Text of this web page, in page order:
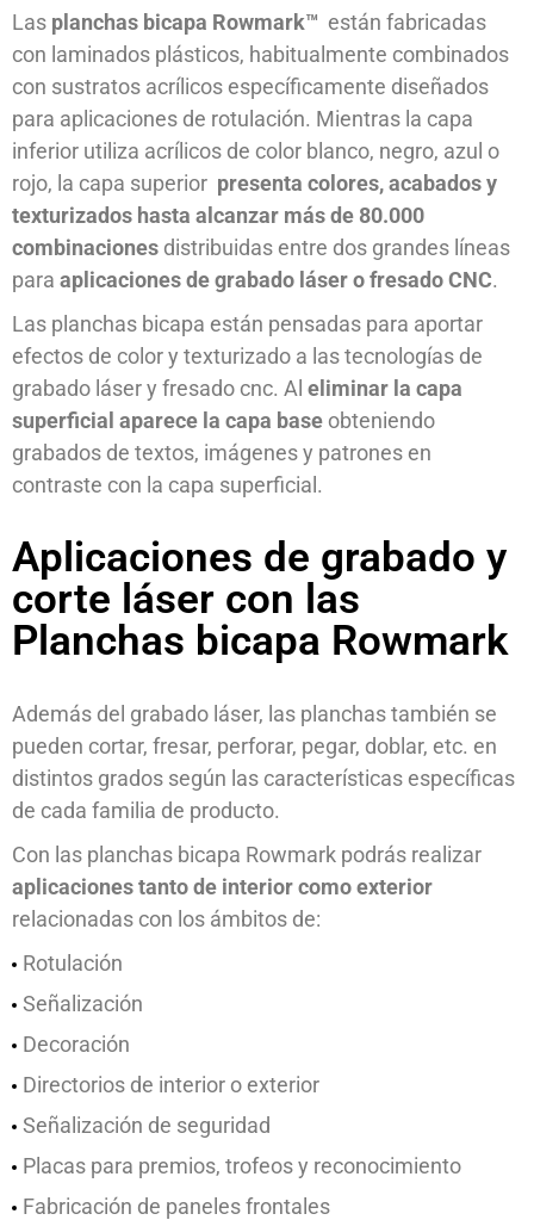
Las planchas bicapa Rowmark™ están fabricadas
con laminados plásticos, habitualmente combinados
con sustratos acrílicos específicamente diseñados
para aplicaciones de rotulación. Mientras la capa
inferior utiliza acrílicos de color blanco, negro, azul o
rojo, la capa superior presenta colores, acabados y
texturizados hasta alcanzar más de 80.000
combinaciones distribuidas entre dos grandes líneas
para aplicaciones de grabado láser o fresado CNC.
Las planchas bicapa están pensadas para aportar
efectos de color y texturizado a las tecnologías de
grabado láser y fresado cnc. Al eliminar la capa
superficial aparece la capa base obteniendo
grabados de textos, imágenes y patrones en
contraste con la capa superficial.
Aplicaciones de grabado y
corte láser con las
Planchas bicapa Rowmark
Además del grabado láser, las planchas también se
pueden cortar, fresar, perforar, pegar, doblar, etc. en
distintos grados según las características específicas
de cada familia de producto.
Con las planchas bicapa Rowmark podrás realizar
aplicaciones tanto de interior como exterior
relacionadas con los ámbitos de:
Rotulación
Señalización
Decoración
Directorios de interior o exterior
Señalización de seguridad
Placas para premios, trofeos y reconocimiento
Fabricación de paneles frontales